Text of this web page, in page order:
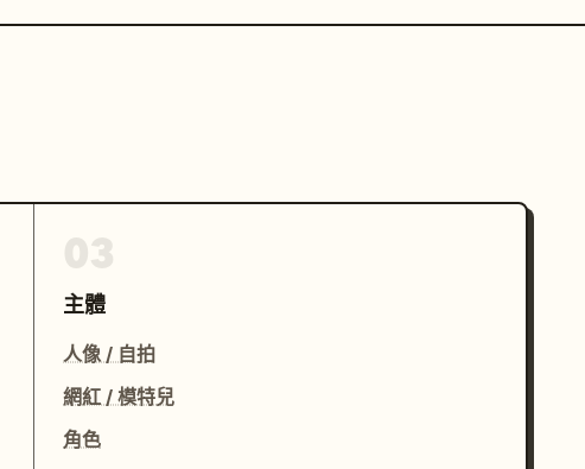
主體
人像 / 自拍
網紅 / 模特兒
角色